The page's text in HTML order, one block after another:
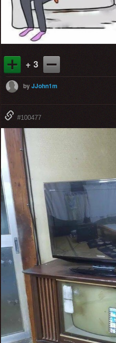
+ 3
byJJohn1m
#100477